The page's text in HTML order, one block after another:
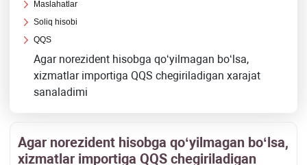
Maslahatlar
Soliq hisobi
QQS
Agar norezident hisobga qoʻyilmagan boʻlsa,
хizmatlar importiga QQS chegiriladigan хarajat
sanaladimi
Agar norezident hisobga qoʻyilmagan boʻlsa,
хizmatlar importiga QQS chegiriladigan